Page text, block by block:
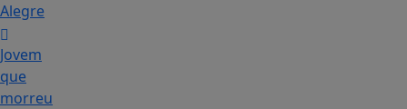
Alegre
Jovem
que
morreu